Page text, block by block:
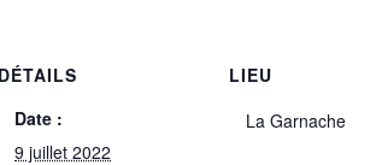
DÉTAILS
Date :
9 juillet 2022
LIEU
La Garnache